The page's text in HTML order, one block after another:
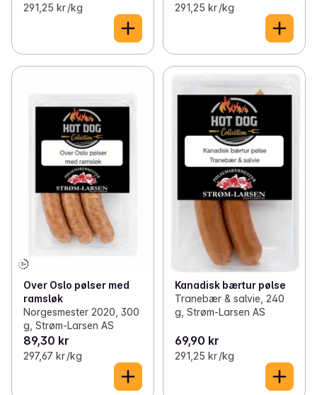
291,25 kr /kg 291,25 kr /kg
Over Oslo pølser med
ramsløk
Norgesmester 2020, 300
g, Strøm-Larsen AS
89,30 kr
297,67 kr /kg
Kanadisk bærtur pølse
Tranebær & salvie, 240
g, Strøm-Larsen AS
69,90 kr
291,25 kr /kg